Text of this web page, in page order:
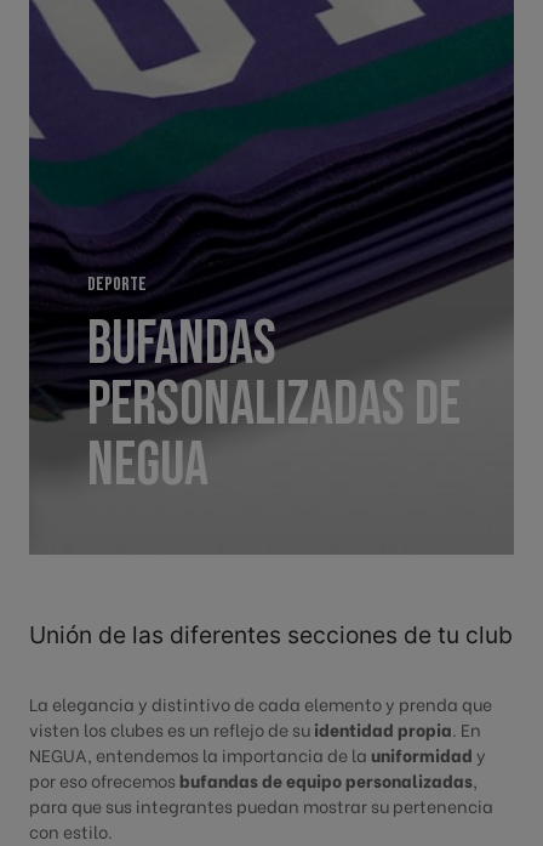
DEPORTE
BUFANDAS
PERSONALIZADAS DE
NEGUA
Unión de las diferentes secciones de tu club
La elegancia y distintivo de cada elemento y prenda que
visten los clubes es un reflejo de suidentidad propia. En
NEGUA, entendemos la importancia de la uniformidad y
por eso ofrecemos bufandas de equipo personalizadas,
para que sus integrantes puedan mostrar su pertenencia
con estilo.